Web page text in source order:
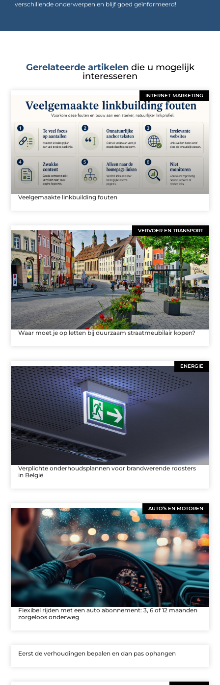
verschillende onderwerpen en blijf goed geïnformeerd!
Gerelateerde artikelendie u mogelijk
interesseren
INTERNET MARKETING
Veelgemaakte linkbuilding fouten
VERVOER EN TRANSPORT
Waar moet je op letten bij duurzaam straatmeubilair kopen?
ENERGIE
Verplichte onderhoudsplannen voor brandwerende roosters
in België
AUTO’S EN MOTOREN
Flexibel rijden met een auto abonnement: 3, 6 of 12 maanden
zorgeloos onderweg
Eerst de verhoudingen bepalen en dan pas ophangen